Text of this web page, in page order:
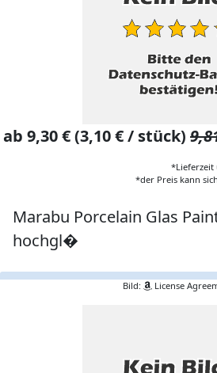
ab 9,30 € (3,10 € / stück)
*Lieferzeit
*der Preis kann
Marabu Porcelain Glas
hochgl�
Bild: License